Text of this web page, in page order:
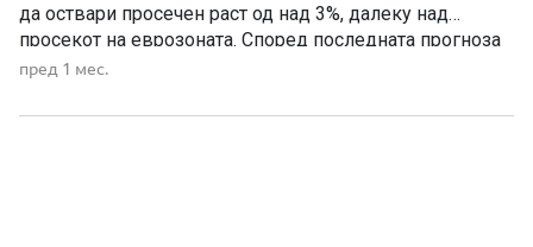
да оствари просечен раст од над 3%, далеку над
просекот на еврозоната. Според последната прогноза
на Меѓународниот монетарен фонд за растот на
место меѓу најбрзорастечките економии на стариот
пред 1 мес.